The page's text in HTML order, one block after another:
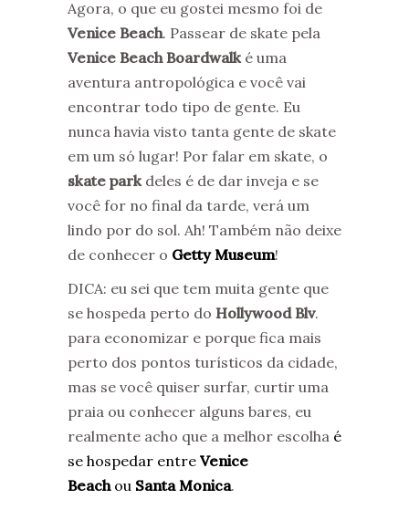
Agora, o que eu gostei mesmo foi de
Venice Beach. Passear de skate pela
Venice Beach Boardwalk é uma
aventura antropológica e você vai
encontrar todo tipo de gente. Eu
nunca havia visto tanta gente de skate
em um só lugar! Por falar em skate, o
skate park deles é de dar inveja e se
você for no final da tarde, verá um
lindo por do sol. Ah! Também não deixe
de conhecer o Getty Museum!
DICA: eu sei que tem muita gente que
se hospeda perto do Hollywood Blv.
para economizar e porque fica mais
perto dos pontos turísticos da cidade,
mas se você quiser surfar, curtir uma
praia ou conhecer alguns bares, eu
realmente acho que a melhor escolha é
se hospedar entre Venice
Beachou Santa Monica.